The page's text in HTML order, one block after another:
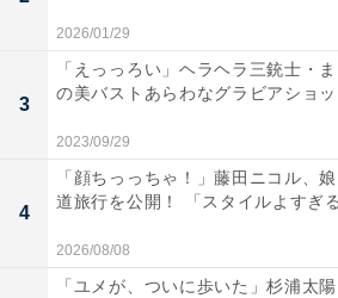
2026/01/29
3
「えっっろい」ヘラヘラ三銃士・
の美バストあらわなグラビアショ
2023/09/29
4
「顔ちっっちゃ！」藤田ニコル、
道旅行を公開！ 「スタイルよすぎ
2026/08/08
「ユメが、ついに歩いた」杉浦太